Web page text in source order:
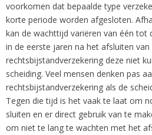
voorkomen dat bepaalde type
korte periode worden afgesloten.
kan de wachttijd variëren van één tot
in de eerste jaren na het afsluiten van
rechtsbijstandverzekering deze niet
scheiding. Veel mensen denken pas
rechtsbijstandverzekering als de
Tegen die tijd is het vaak te laat om
sluiten en er direct gebruik van te
om niet te lang te wachten met het